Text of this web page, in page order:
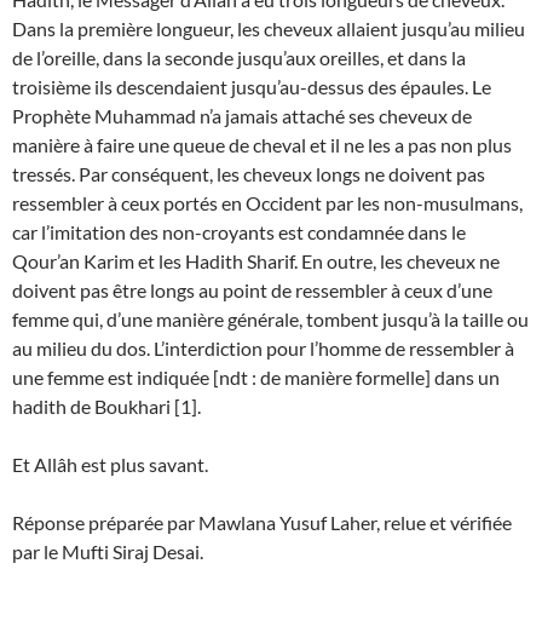
Dans la première longueur, les cheveux allaient jusqu’au milieu
de l’oreille, dans la seconde jusqu’aux oreilles, et dans la
troisième ils descendaient jusqu’au-dessus des épaules. Le
Prophète Muhammad n’a jamais attaché ses cheveux de
manière à faire une queue de cheval et il ne les a pas non plus
tressés. Par conséquent, les cheveux longs ne doivent pas
ressembler à ceux portés en Occident par les non-musulmans,
car l’imitation des non-croyants est condamnée dans le
Qour’an Karim et les Hadith Sharif. En outre, les cheveux ne
doivent pas être longs au point de ressembler à ceux d’une
femme qui, d’une manière générale, tombent jusqu’à la taille ou
au milieu du dos. L’interdiction pour l’homme de ressembler à
une femme est indiquée [ndt : de manière formelle] dans un
hadith de Boukhari [1].
Et Allâh est plus savant.
Réponse préparée par Mawlana Yusuf Laher, relue et vérifiée
par le Mufti Siraj Desai.